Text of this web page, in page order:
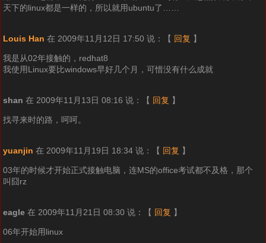
天下的linux都是一样的，所以就用ubuntu了……
Louis Han 在 2009年11月12日 17:50 说： 【 回复 】
我是从02年接触的，redhat8
我使用Linux要比windows早好几个月，可惜没有什么成就
shan 在 2009年11月13日 08:16 说： 【 回复 】
找寻来时的路，呵呵。
yuanjin 在 2009年11月19日 18:34 说： 【 回复 】
03年的时候才开始正式接触电脑，连MS的office考试都不及格，那个
叫囧rz
eagle 在 2009年11月21日 08:30 说： 【 回复 】
06年开始用linux